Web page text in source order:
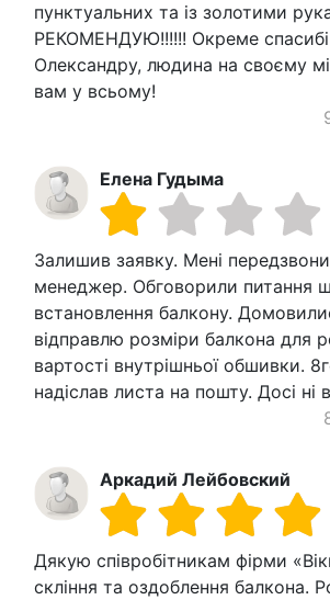
пунктуальних та із золотими
РЕКОМЕНДУЮ!!!!!! Окреме
Олександру, людина на своєму
вам у всьому!
Елена Гудыма
Залишив заявку. Мені
менеджер. Обговорили питання
встановлення балкону.
відправлю розміри балкона для
вартості внутрішньої обшивки.
надіслав листа на пошту. Досі ні
Аркадий Лейбовский
Дякую співробітникам фірми
скління та оздоблення балкона.